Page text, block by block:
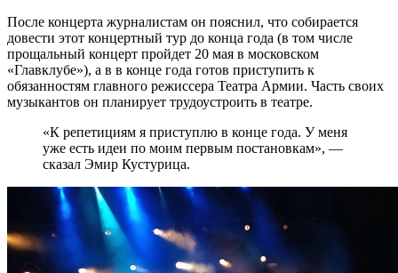
После концерта журналистам он пояснил, что собирается
довести этот концертный тур до конца года (в том числе
прощальный концерт пройдет 20 мая в московском
«Главклубе»), а в в конце года готов приступить к
обязанностям главного режиссера Театра Армии. Часть своих
музыкантов он планирует трудоустроить в театре.
«К репетициям я приступлю в конце года. У меня
уже есть идеи по моим первым постановкам», —
сказал Эмир Кустурица.